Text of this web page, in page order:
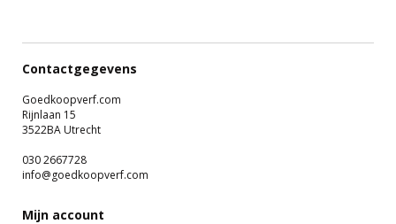
Contactgegevens
Goedkoopverf.com
Rijnlaan 15
3522BA Utrecht
030 2667728
info@goedkoopverf.com
Mijn account